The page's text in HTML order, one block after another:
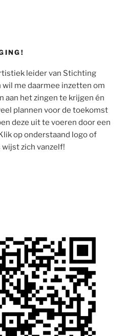
leider van Stichting
wil me daarmee inzetten om
aan het zingen te krijgen én
plannen voor de toekomst
deze uit te voeren door een
op onderstaand logo of
wijst zich vanzelf!